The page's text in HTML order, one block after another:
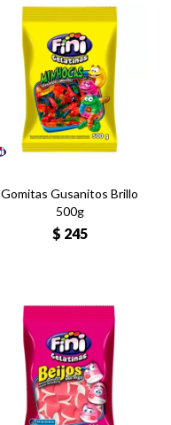
Gomitas Gusanitos Brillo
500g
$ 245